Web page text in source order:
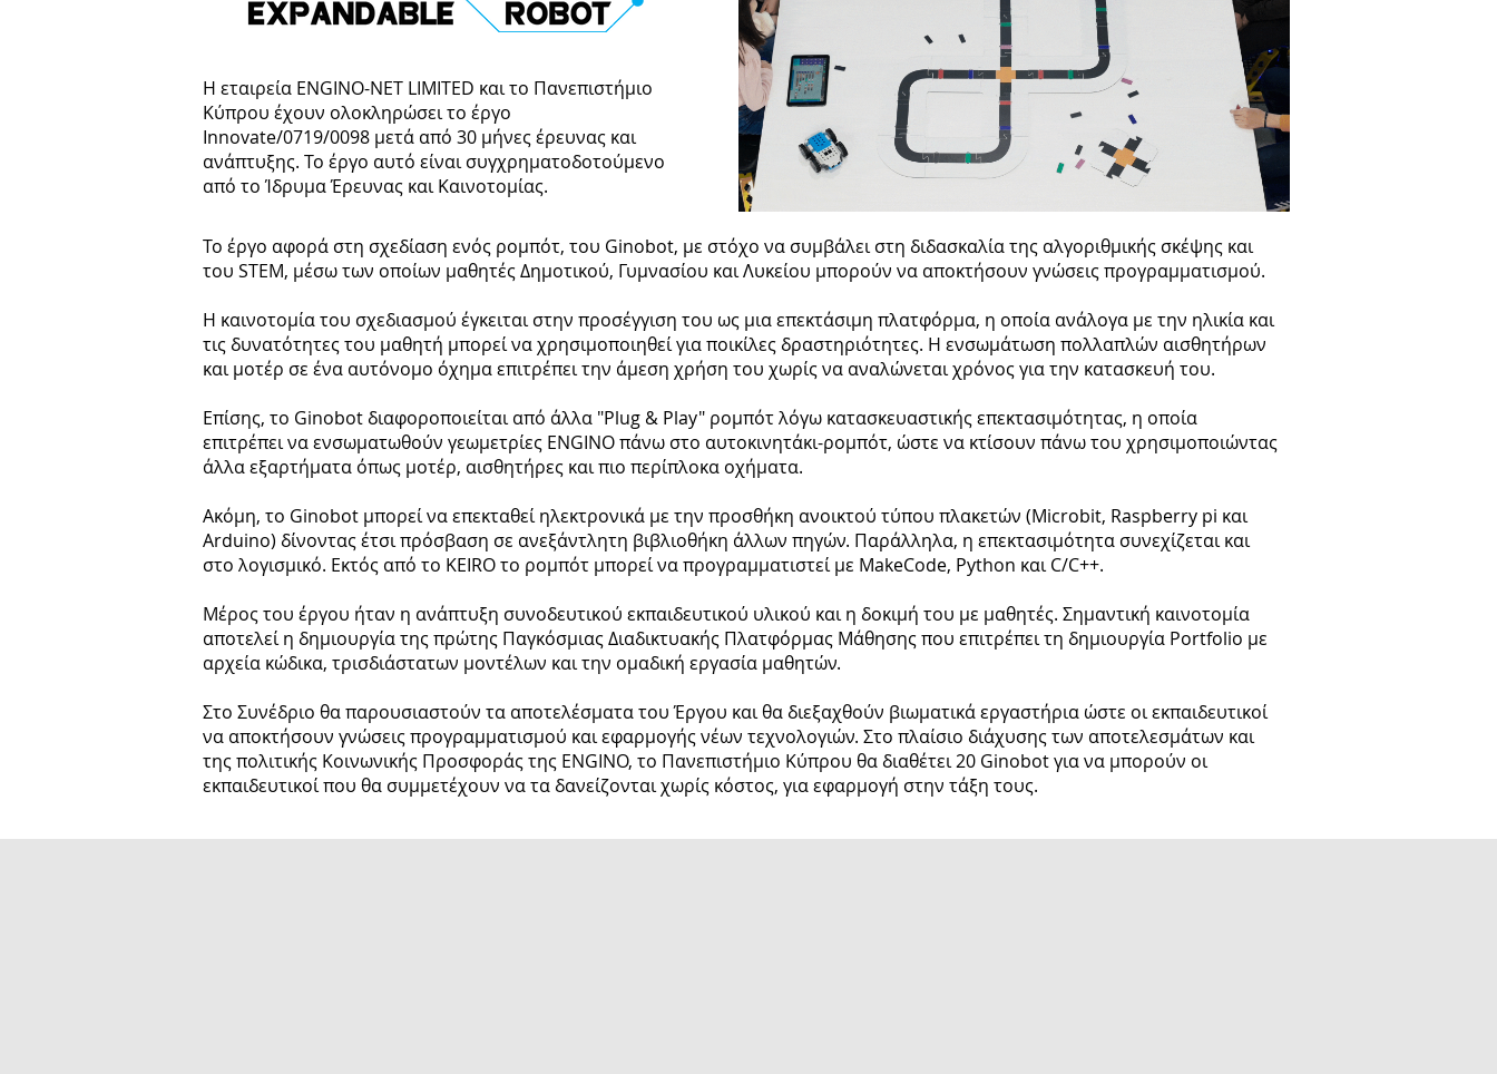
Η εταιρεία ENGINO-NET LIMITED και το Πανεπιστήμιο
Κύπρου έχουν ολοκληρώσει το έργο
Innovate/0719/0098 μετά από 30 μήνες έρευνας και
ανάπτυξης. Το έργο αυτό είναι συγχρηματοδοτούμενο
από το Ίδρυμα Έρευνας και Καινοτομίας.
Το έργο αφορά στη σχεδίαση ενός ρομπότ, του Ginobot, με στόχο να συμβάλει στη διδασκαλία της αλγοριθμικής σκέψης και
του STEM, μέσω των οποίων μαθητές Δημοτικού, Γυμνασίου και Λυκείου μπορούν να αποκτήσουν γνώσεις προγραμματισμού.
Η καινοτομία του σχεδιασμού έγκειται στην προσέγγιση του ως μια επεκτάσιμη πλατφόρμα, η οποία ανάλογα με την ηλικία και
τις δυνατότητες του μαθητή μπορεί να χρησιμοποιηθεί για ποικίλες δραστηριότητες. Η ενσωμάτωση πολλαπλών αισθητήρων
και μοτέρ σε ένα αυτόνομο όχημα επιτρέπει την άμεση χρήση του χωρίς να αναλώνεται χρόνος για την κατασκευή του.
Επίσης, το Ginobot διαφοροποιείται από άλλα "Plug & Play" ρομπότ λόγω κατασκευαστικής επεκτασιμότητας, η οποία
επιτρέπει να ενσωματωθούν γεωμετρίες ENGINO πάνω στο αυτοκινητάκι-ρομπότ, ώστε να κτίσουν πάνω του χρησιμοποιώντας
άλλα εξαρτήματα όπως μοτέρ, αισθητήρες και πιο περίπλοκα οχήματα.
Ακόμη, το Ginobot μπορεί να επεκταθεί ηλεκτρονικά με την προσθήκη ανοικτού τύπου πλακετών (Microbit, Raspberry pi και
Arduino) δίνοντας έτσι πρόσβαση σε ανεξάντλητη βιβλιοθήκη άλλων πηγών. Παράλληλα, η επεκτασιμότητα συνεχίζεται και
στο λογισμικό. Εκτός από το KEIRO το ρομπότ μπορεί να προγραμματιστεί με MakeCode, Python και C/C++.
Μέρος του έργου ήταν η ανάπτυξη συνοδευτικού εκπαιδευτικού υλικού και η δοκιμή του με μαθητές. Σημαντική καινοτομία
αποτελεί η δημιουργία της πρώτης Παγκόσμιας Διαδικτυακής Πλατφόρμας Μάθησης που επιτρέπει τη δημιουργία Portfolio με
αρχεία κώδικα, τρισδιάστατων μοντέλων και την ομαδική εργασία μαθητών.
Στο Συνέδριο θα παρουσιαστούν τα αποτελέσματα του Έργου και θα διεξαχθούν βιωματικά εργαστήρια ώστε οι εκπαιδευτικοί
να αποκτήσουν γνώσεις προγραμματισμού και εφαρμογής νέων τεχνολογιών. Στο πλαίσιο διάχυσης των αποτελεσμάτων και
της πολιτικής Κοινωνικής Προσφοράς της ENGINO, το Πανεπιστήμιο Κύπρου θα διαθέτει 20 Ginobot για να μπορούν οι
εκπαιδευτικοί που θα συμμετέχουν να τα δανείζονται χωρίς κόστος, για εφαρμογή στην τάξη τους.